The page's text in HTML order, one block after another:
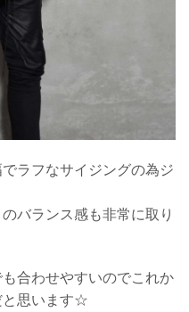
ラフなサイジングの為ジ
バランス感も非常に取り
合わせやすいのでこれか
と思います☆